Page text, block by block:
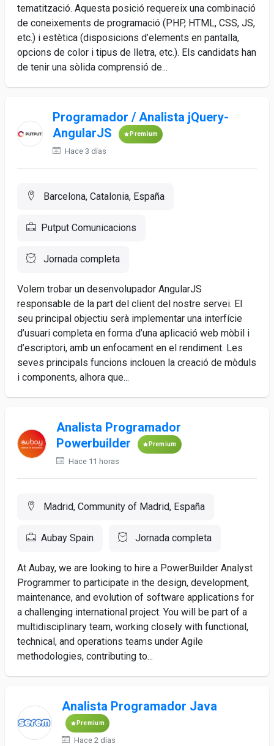
tematització. Aquesta posició requereix una combinació
de coneixements de programació (PHP, HTML, CSS, JS,
etc.) i estètica (disposicions d’elements en pantalla,
opcions de color i tipus de lletra, etc.). Els candidats han
de tenir una sòlida comprensió de...
Programador / Analista jQuery-
AngularJS
Premium
Hace 3 días
Barcelona, Catalonia, España
Putput Comunicacions
Jornada completa
Volem trobar un desenvolupador AngularJS
responsable de la part del client del nostre servei. El
seu principal objectiu serà implementar una interfície
d’usuari completa en forma d’una aplicació web mòbil i
d’escriptori, amb un enfocament en el rendiment. Les
seves principals funcions inclouen la creació de mòduls
i components, alhora que...
Analista Programador
Powerbuilder
Premium
Hace 11 horas
Madrid, Community of Madrid, España
Aubay Spain Jornada completa
At Aubay, we are looking to hire a PowerBuilder Analyst
Programmer to participate in the design, development,
maintenance, and evolution of software applications for
a challenging international project. You will be part of a
multidisciplinary team, working closely with functional,
technical, and operations teams under Agile
methodologies, contributing to...
Analista Programador Java
Premium
Hace 2 días